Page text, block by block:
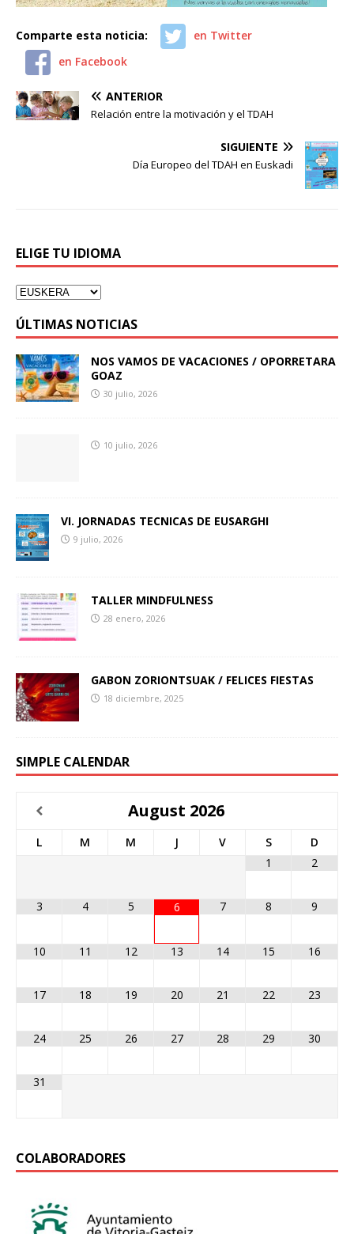
Comparte esta noticia:
en Twitter
en Facebook
ANTERIOR
Relación entre la motivación y el TDAH
SIGUIENTE
Día Europeo del TDAH en Euskadi
ELIGE TU IDIOMA
ÚLTIMAS NOTICIAS
NOS VAMOS DE VACACIONES / OPORRETARA
GOAZ
30 julio, 2026
10 julio, 2026
VI. JORNADAS TECNICAS DE EUSARGHI
9 julio, 2026
TALLER MINDFULNESS
28 enero, 2026
GABON ZORIONTSUAK / FELICES FIESTAS
18 diciembre, 2025
SIMPLE CALENDAR
August 2026
L M M J V S
D
1
2
3 4 5 6 7 8 9
10 11 12 13 14 15 16
17 18 19 20 21 22 23
24 25 26 27 28 29 30
31
COLABORADORES